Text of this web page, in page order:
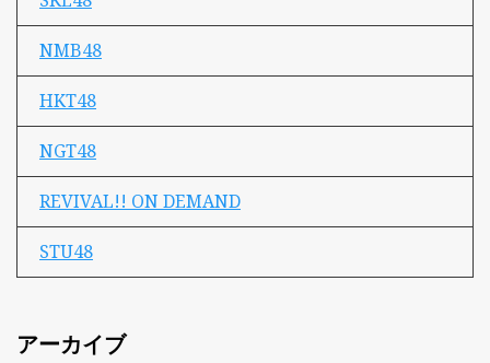
NMB48
HKT48
NGT48
REVIVAL!! ON DEMAND
STU48
アーカイブ